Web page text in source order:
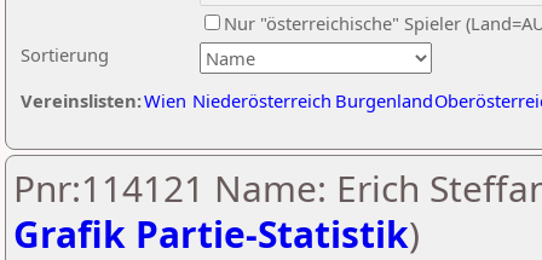
Sortierung
Nur "österreichische" Spieler
Vereinslisten:Wien Niederösterreich Burgenland
Pnr:114121 Name: Erich
Grafik Partie-Statistik)